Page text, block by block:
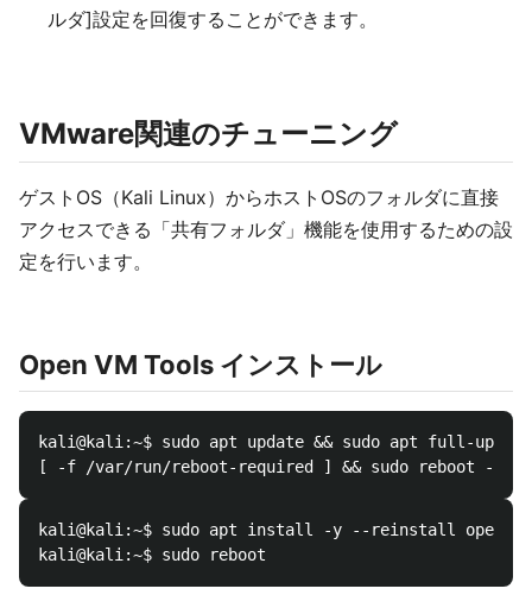
ルダ]設定を回復することができます。
VMware関連のチューニング
ゲストOS（Kali Linux）からホストOSのフォルダに直接
アクセスできる「共有フォルダ」機能を使用するための設
定を行います。
Open VM Tools インストール
kali@kali:~$ sudo apt update && sudo apt full-
kali@kali:~$ sudo apt install -y --reinstall open-